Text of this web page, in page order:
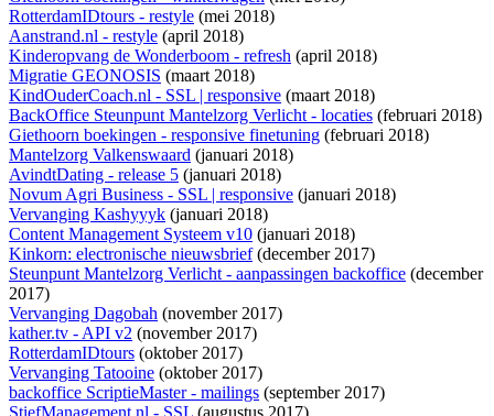
RotterdamIDtours - restyle (mei 2018)
Aanstrand.nl - restyle (april 2018)
Kinderopvang de Wonderboom - refresh (april 2018)
Migratie GEONOSIS (maart 2018)
KindOuderCoach.nl - SSL | responsive (maart 2018)
BackOffice Steunpunt Mantelzorg Verlicht - locaties (februari 2018)
Giethoorn boekingen - responsive finetuning (februari 2018)
Mantelzorg Valkenswaard (januari 2018)
AvindtDating - release 5 (januari 2018)
Novum Agri Business - SSL | responsive (januari 2018)
Vervanging Kashyyyk (januari 2018)
Content Management Systeem v10 (januari 2018)
Kinkorn: electronische nieuwsbrief(december 2017)
Steunpunt Mantelzorg Verlicht - aanpassingen backoffice (december
2017)
Vervanging Dagobah (november 2017)
kather.tv - API v2 (november 2017)
RotterdamIDtours (oktober 2017)
Vervanging Tatooine (oktober 2017)
backoffice ScriptieMaster - mailings (september 2017)